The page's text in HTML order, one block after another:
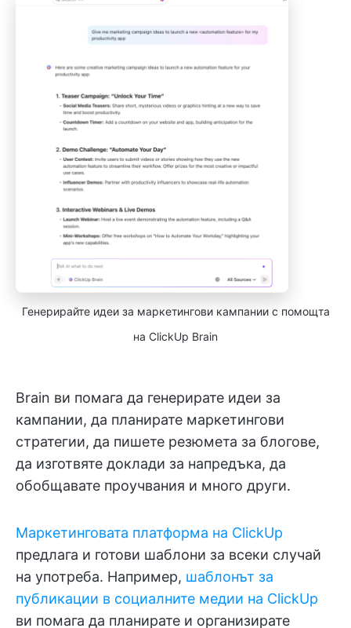
Генерирайте идеи за маркетингови кампании с помощта
на ClickUp Brain
Brain ви помага да генерирате идеи за
кампании, да планирате маркетингови
стратегии, да пишете резюмета за блогове,
да изготвяте доклади за напредъка, да
обобщавате проучвания и много други.
Маркетинговата платформа на ClickUp
предлага и готови шаблони за всеки случай
на употреба. Например, шаблонът за
публикации в социалните медии на ClickUp
ви помага да планирате и организирате